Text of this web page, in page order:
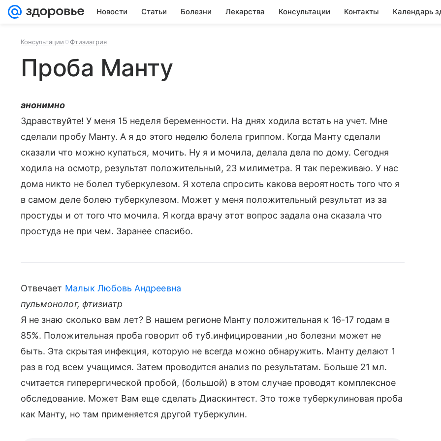
Новости Статьи Болезни Лекарства Консультации Контакты Календарь
Консультации Фтизиатрия
Проба Манту
анонимно
Здравствуйте! У меня 15 неделя беременности. На днях ходила встать на учет. Мне
сделали пробу Манту. А я до этого неделю болела гриппом. Когда Манту сделали
сказали что можно купаться, мочить. Ну я и мочила, делала дела по дому. Сегодня
ходила на осмотр, результат положительный, 23 милиметра. Я так переживаю. У нас
дома никто не болел туберкулезом. Я хотела спросить какова вероятность того что я
в самом деле болею туберкулезом. Может у меня положительный результат из за
простуды и от того что мочила. Я когда врачу этот вопрос задала она сказала что
простуда не при чем. Заранее спасибо.
Отвечает Малык Любовь Андреевна
пульмонолог, фтизиатр
Я не знаю сколько вам лет? В нашем регионе Манту положительная к 16-17 годам в
85%. Положительная проба говорит об туб.инфицировании ,но болезни может не
быть. Эта скрытая инфекция, которую не всегда можно обнаружить. Манту делают 1
раз в год всем учащимся. Затем проводится анализ по результатам. Больше 21 мл.
считается гиперергической пробой, (большой) в этом случае проводят комплексное
обследование. Может Вам еще сделать Диаскинтест. Это тоже туберкулиновая проба
как Манту, но там применяется другой туберкулин.